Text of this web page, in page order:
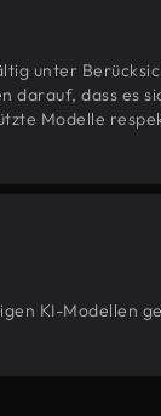
unter
darauf, dass es
Modelle
KI-Modellen